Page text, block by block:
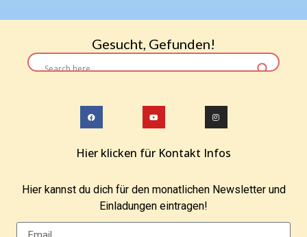
Gesucht, Gefunden!
Hier klicken für Kontakt Infos
Hier kannst du dich für den monatlichen Newsletter und
Einladungen eintragen!